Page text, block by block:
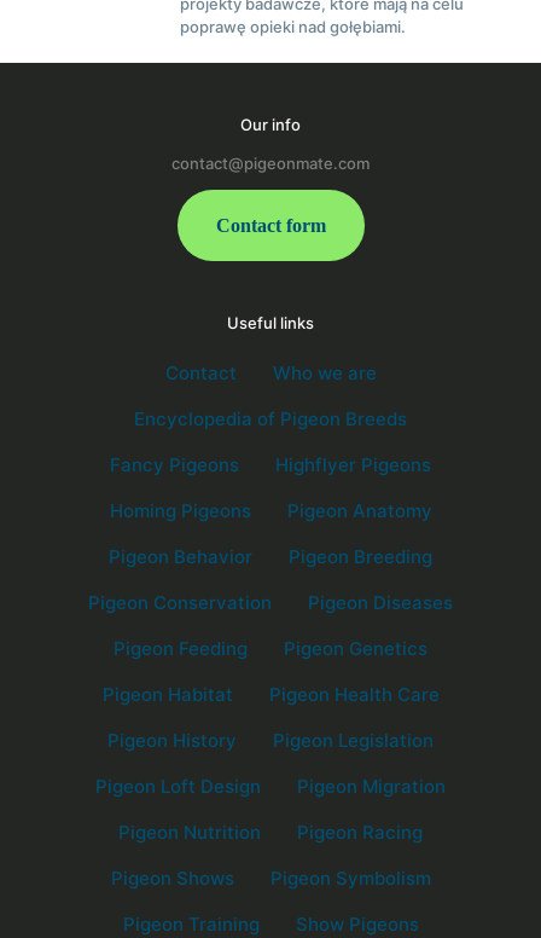
projekty badawcze, które mają na celu
poprawę opieki nad gołębiami.
Our info
contact@pigeonmate.com
Contact form
Useful links
Contact
Who we are
Encyclopedia of Pigeon Breeds
Fancy Pigeons
Highflyer Pigeons
Homing Pigeons
Pigeon Anatomy
Pigeon Behavior
Pigeon Breeding
Pigeon Conservation
Pigeon Diseases
Pigeon Feeding
Pigeon Genetics
Pigeon Habitat
Pigeon Health Care
Pigeon History
Pigeon Legislation
Pigeon Loft Design
Pigeon Migration
Pigeon Nutrition
Pigeon Racing
Pigeon Shows
Pigeon Symbolism
Pigeon Training
Show Pigeons